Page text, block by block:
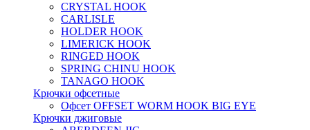
CRYSTAL HOOK
CARLISLE
HOLDER HOOK
LIMERICK HOOK
RINGED HOOK
SPRING CHINU HOOK
TANAGO HOOK
Крючки офсетные
Офсет OFFSET WORM HOOK BIG EYE
Крючки джиговые